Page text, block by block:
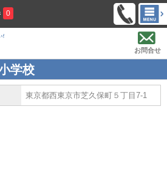
0
お問合せ
学校
東京都西東京市芝久保町５丁目7-1